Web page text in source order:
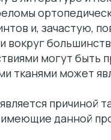
и, зачастую,
вокруг
могут быть
тканями может
причиной
данной